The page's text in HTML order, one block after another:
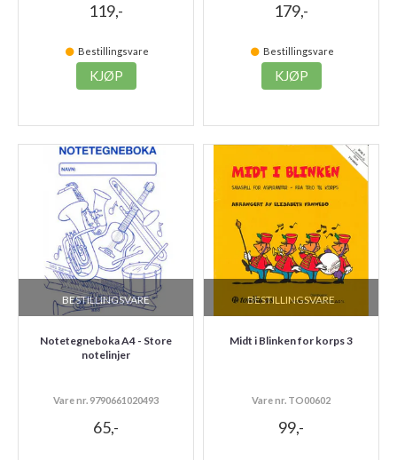
119,-
Bestillingsvare
KJØP
179,-
Bestillingsvare
KJØP
BESTILLINGSVARE
Notetegneboka A4 - Store
notelinjer
Vare nr. 9790661020493
65,-
BESTILLINGSVARE
Midt i Blinken for korps 3
Vare nr. TO00602
99,-